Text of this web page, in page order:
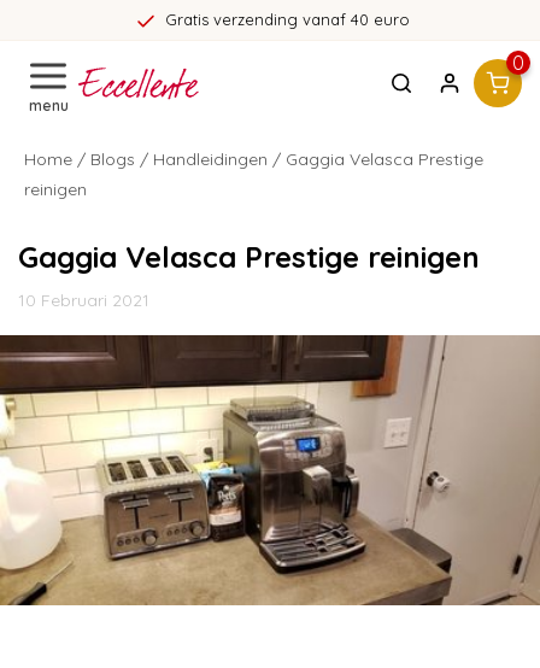
Gratis verzending vanaf 40 euro
menu
0
Home / Blogs / Handleidingen / Gaggia Velasca Prestige
reinigen
Gaggia Velasca Prestige reinigen
10 Februari 2021